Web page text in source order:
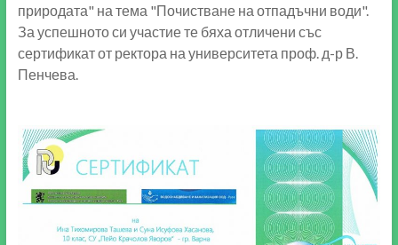
природата" на тема "Почистване на отпадъчни води".
За успешното си участие те бяха отличени със
сертификат от ректора на университета проф. д-р В.
Пенчева.